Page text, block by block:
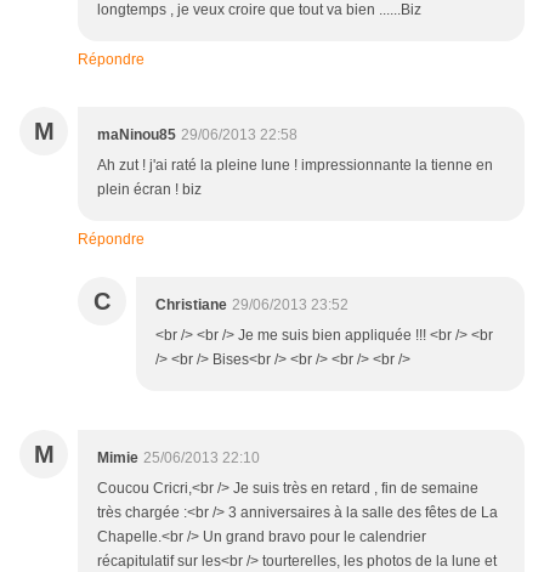
longtemps , je veux croire que tout va bien ......Biz
Répondre
M maNinou85 29/06/2013 22:58
Ah zut ! j'ai raté la pleine lune ! impressionnante la tienne en
plein écran ! biz
Répondre
C Christiane 29/06/2013 23:52
<br /> <br /> Je me suis bien appliquée !!! <br /> <br
/> <br /> Bises<br /> <br /> <br /> <br />
M Mimie 25/06/2013 22:10
Coucou Cricri,<br /> Je suis très en retard , fin de semaine
très chargée :<br /> 3 anniversaires à la salle des fêtes de La
Chapelle.<br /> Un grand bravo pour le calendrier
récapitulatif sur les<br /> tourterelles, les photos de la lune et